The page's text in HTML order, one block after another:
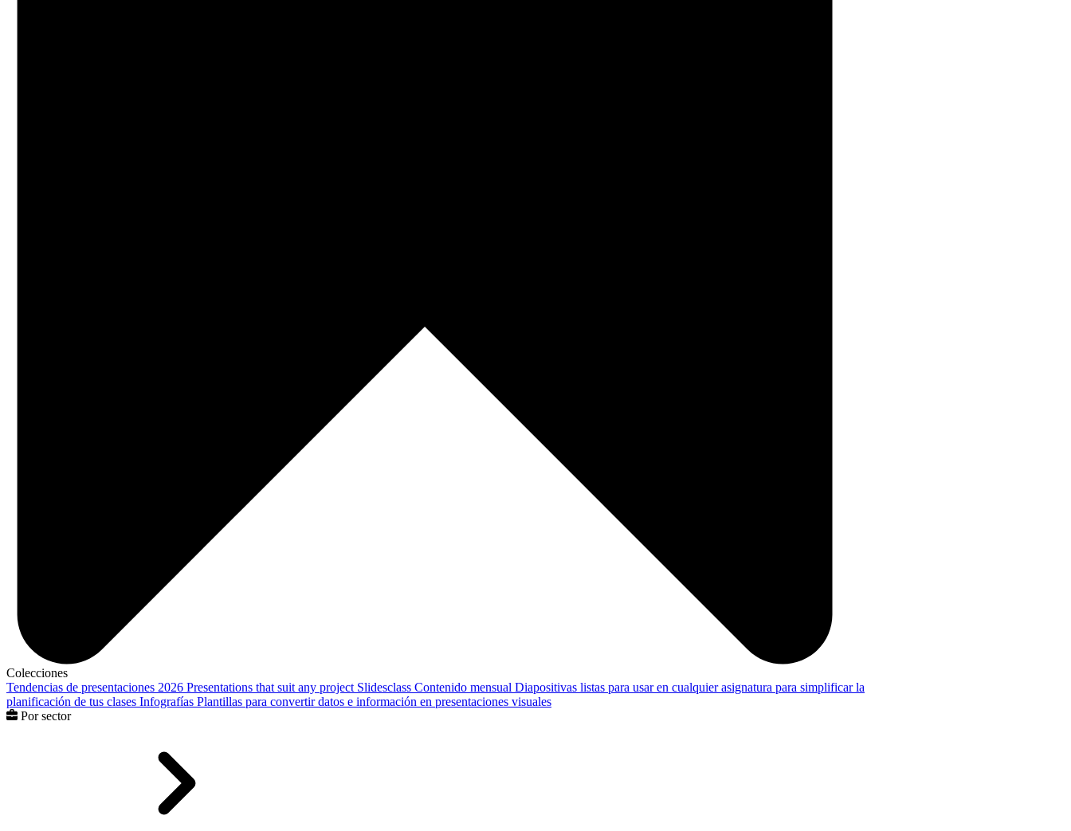
Colecciones
Tendencias de presentaciones 2026 Presentations that suit any project Slidesclass Contenido mensual Diapositivas listas para usar en cualquier asignatura para simplificar la
planificación de tus clases Infografías Plantillas para convertir datos e información en presentaciones visuales
Por sector